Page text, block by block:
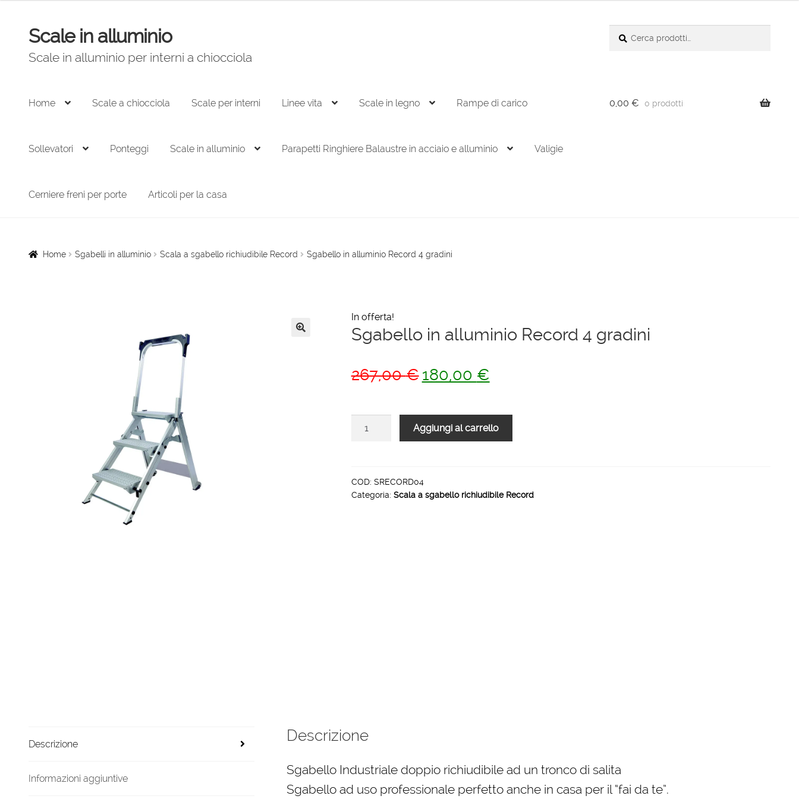
Vai
alla
navigazione
Vai
al
contenuto
Scale in alluminio
Scale in alluminio per interni a chiocciola
Home Scale a chiocciola Scale per interni Linee vita Scale in legno Rampe di carico
Sollevatori Ponteggi Scale in alluminio Parapetti Ringhiere Balaustre in acciaio e alluminio Valigie
Cerniere freni per porte Articoli per la casa
0,00 € 0 prodotti
Home Sgabelli in alluminio Scala a sgabello richiudibile Record Sgabello in alluminio Record 4 gradini
In offerta!
Sgabello in alluminio Record 4 gradini
267,00€ Il
era:
180,00 €
è:
4
gradini
Aggiungi al carrello
COD: SRECORD04
Categoria: Scala a sgabello richiudibile Record
Descrizione
Informazioni aggiuntive
Descrizione
Sgabello Industriale doppio richiudibile ad un tronco di salita
Sgabello ad uso professionale perfetto anche in casa per il “fai da te”.
267,00 €.180,00 €.